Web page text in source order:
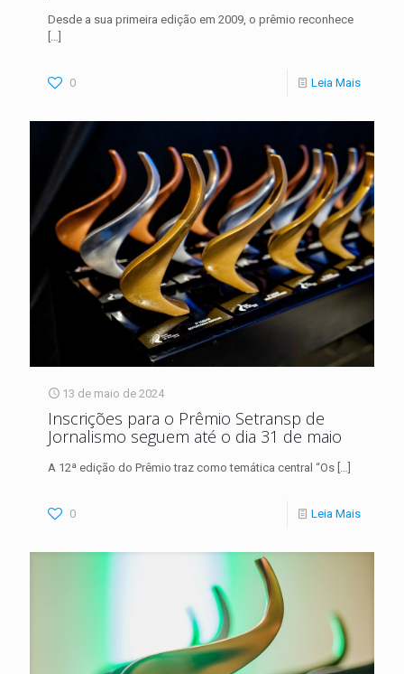
Desde a sua primeira edição em 2009, o prêmio reconhece
0 Leia Mais
13 de maio de 2024
Inscrições para o Prêmio Setransp de
Jornalismo seguem até o dia 31 de maio
A 12ª edição do Prêmio traz como temática central “Os
0 Leia Mais